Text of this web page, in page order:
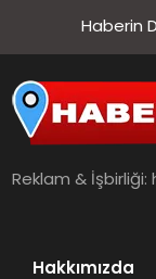
Haberin
Reklam & İşbirliği:
Hakkımızda